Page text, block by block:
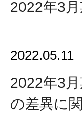
2022年3
2022.05.11
2022年3
の差異に